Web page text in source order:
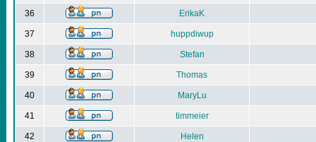
36 ErikaK
37 huppdiwup
38 Stefan
39 Thomas
40 MaryLu
41 timmeier
42 Helen